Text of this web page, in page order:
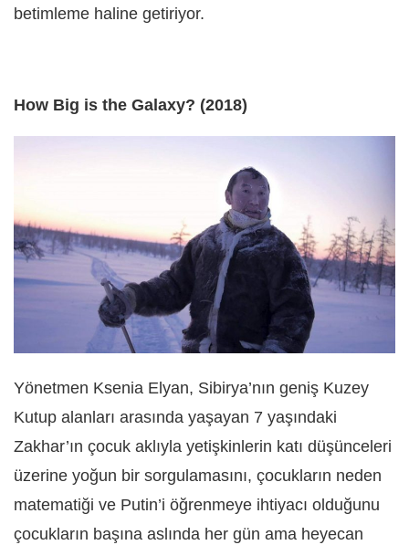
betimleme haline getiriyor.
How Big is the Galaxy? (2018)
Yönetmen Ksenia Elyan, Sibirya’nın geniş Kuzey
Kutup alanları arasında yaşayan 7 yaşındaki
Zakhar’ın çocuk aklıyla yetişkinlerin katı düşünceleri
üzerine yoğun bir sorgulamasını, çocukların neden
matematiği ve Putin’i öğrenmeye ihtiyacı olduğunu
çocukların başına aslında her gün ama heyecan